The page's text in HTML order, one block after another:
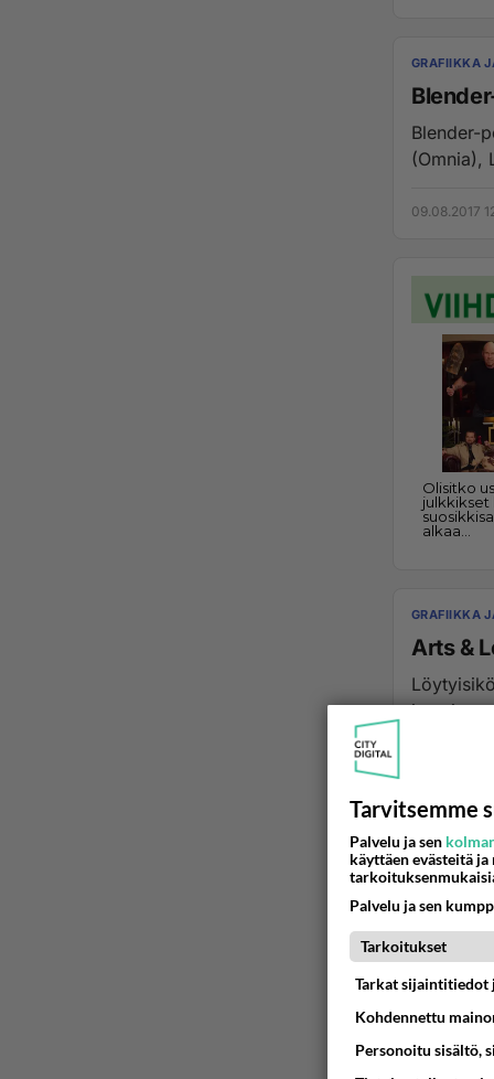
GRAFIIKKA
Blender-
(Omnia),
09.08.2017
GRAFIIKKA
Arts &
iso nippu
Tarvitsemme
Palvelu ja sen
käyttäen evästeitä
Palvelu ja sen
Tarkoitukset
Tarkat sijaintitiedot
Kohdennettu
Personoitu sisältö,